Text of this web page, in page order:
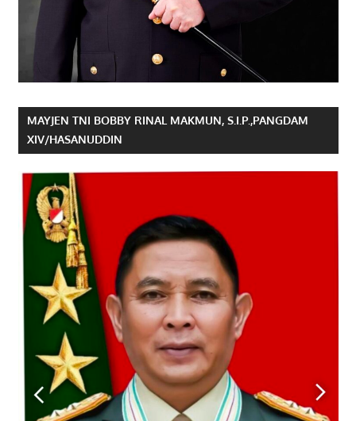
MAYJEN TNI BOBBY RINAL MAKMUN, S.I.P.,PANGDAM
XIV/HASANUDDIN